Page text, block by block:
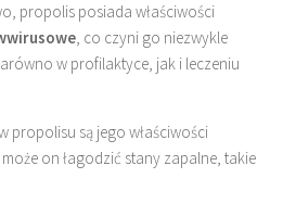
propolis posiada właściwości
, co czyni go niezwykle
w profilaktyce, jak i leczeniu
propolisu są jego właściwości
może on łagodzić stany zapalne, takie